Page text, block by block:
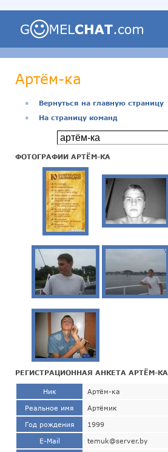
Артём-ка
●
Вернуться на главную страницу
●
На страницу команд
ФОТОГРАФИИ АРТЁМ-КА
РЕГИСТРАЦИОННАЯ АНКЕТА АРТЁМ-КА
Ник Артём-ка
Реальное имя Артёмик
Год рождения 1999
E-Mail temuk@server.by